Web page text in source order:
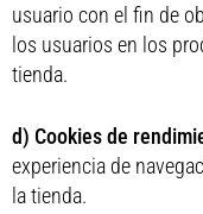
usuario con el fin de
los usuarios en los
tienda.
d) Cookies de
experiencia de
la tienda.